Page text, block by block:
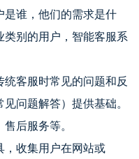
谁，他们的需求是什
别的用户，智能客服系
客服时常见的问题和反
问题解答）提供基础。
后服务等。
，收集用户在网站或